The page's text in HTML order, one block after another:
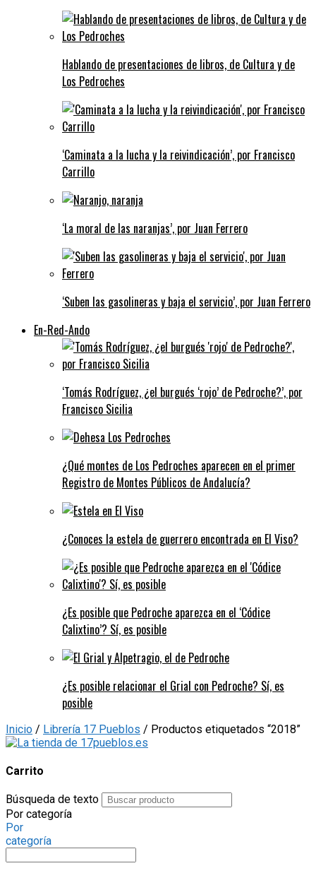
Hablando de presentaciones de libros, de Cultura y de
Los Pedroches
‘Caminata a la lucha y la reivindicación’, por Francisco
Carrillo
‘La moral de las naranjas’, por Juan Ferrero
‘Suben las gasolineras y baja el servicio’, por Juan Ferrero
En-Red-Ando
‘Tomás Rodríguez, ¿el burgués ‘rojo’ de Pedroche?’, por
Francisco Sicilia
¿Qué montes de Los Pedroches aparecen en el primer
Registro de Montes Públicos de Andalucía?
¿Conoces la estela de guerrero encontrada en El Viso?
¿Es posible que Pedroche aparezca en el ‘Códice
Calixtino’? Sí, es posible
¿Es posible relacionar el Grial con Pedroche? Sí, es
posible
Inicio / Librería 17 Pueblos / Productos etiquetados “2018”
Carrito
Búsqueda de texto
Por categoría
Por
categoría